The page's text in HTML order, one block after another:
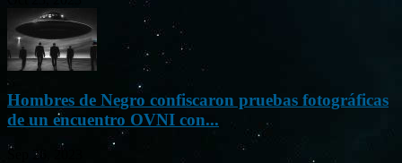
Hombres de Negro confiscaron pruebas fotográficas
de un encuentro OVNI con...
Sep 26, 2023